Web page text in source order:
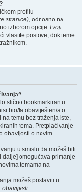
profilu
stranice), odnosno na
izborom opcije Tvoji
vlastite postove, dok teme
slično bookmarkiranju
bio/la obaviješten/a o
na temu bez traženja iste,
tema. Pretplaćivanje
obavijesti o novim
u smislu da možeš biti
dalje] omogućava primanje
temama na
možeš postaviti u
obavijesti.